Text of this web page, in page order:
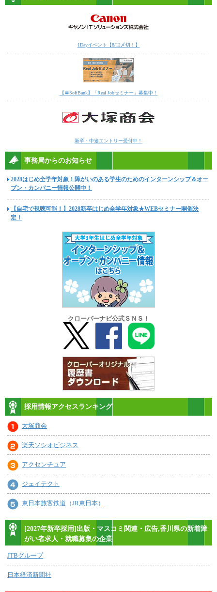
1Dayイベント【8/12〆切！】
【〓SoftBank】「Real Jobセミナー」募集中！
新卒・中途エントリー受付中！
事務局からのお知らせ
2028はじめ全学年対象！障がいのある学生のためのインターンシップ＆オー
プン・カンパニー情報公開中！
【自宅で視聴可能！】2028新卒はじめ全学年対象★WEBセミナー開催決
定！
クローバーナビ公式ＳＮＳ！
採用情報アクセスランキング
大塚商会
楽天ソシオビジネス
アクセンチュア
ジェイテクト
東日本旅客鉄道（JR東日本）
[2027年新卒採用]出版・マスコミ関連・広告,香川県の新着障
がい者求人・就職募集の企業
JTBグループ
日本経済新聞社